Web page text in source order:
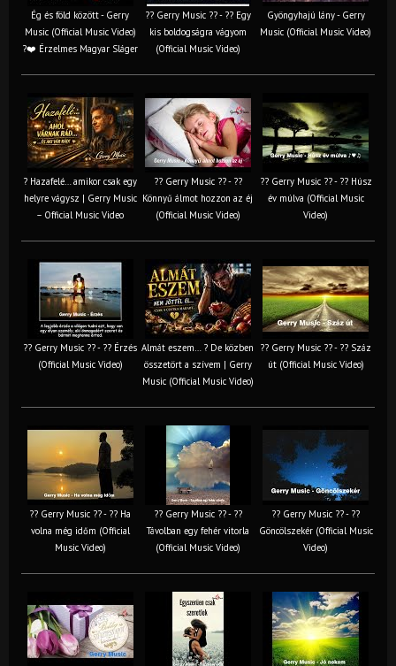
Ég és föld között - Gerry
Music (Official Music Video)
?❤️ Érzelmes Magyar Sláger
?? Gerry Music ?? - ?? Egy
kis boldogságra vágyom
(Official Music Video)
Gyöngyhajú lány - Gerry
Music (Official Music Video)
? Hazafelé… amikor csak egy
helyre vágysz | Gerry Music
– Official Music Video
?? Gerry Music ?? - ??
Könnyű álmot hozzon az éj
(Official Music Video)
?? Gerry Music ?? - ?? Húsz
év múlva (Official Music
Video)
?? Gerry Music ?? - ?? Érzés
(Official Music Video)
Almát eszem… ? De közben
összetört a szívem | Gerry
Music (Official Music Video)
?? Gerry Music ?? - ?? Száz
út (Official Music Video)
?? Gerry Music ?? - ?? Ha
volna még időm (Official
Music Video)
?? Gerry Music ?? - ??
Távolban egy fehér vitorla
(Official Music Video)
?? Gerry Music ?? - ??
Göncölszekér (Official Music
Video)